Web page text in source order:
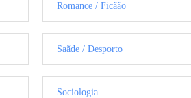
Romance / Ficãão
Saãde / Desporto
Sociologia